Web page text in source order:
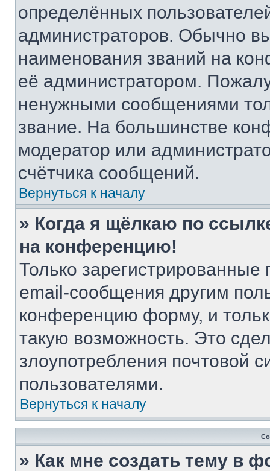
определённых
администраторов. Обычно
наименования званий на
её администратором.
ненужными сообщениями
звание. На большинстве
модератор или
счётчика сообщений.
Вернуться к началу
» Когда я щёлкаю по
на конференцию!
Только зарегистрированные
email-сообщения другим
конференцию форму, и
такую возможность. Это
злоупотребления почтовой
пользователями.
Вернуться к началу
» Как мне создать тему в